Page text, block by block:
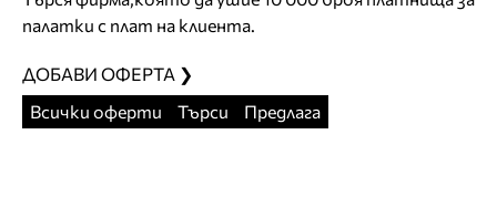
палатки с плат на клиента.
ДОБАВИ ОФЕРТА ❯
Всички оферти
Търси Предлага